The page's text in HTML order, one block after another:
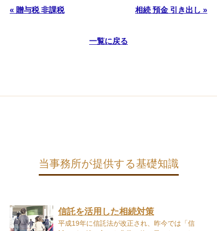
« 贈与税 非課税 相続 預金 引き出し »
一覧に戻る
当事務所が提供する基礎知識
信託を活用した相続対策
平成19年に信託法が改正され、昨今では「信